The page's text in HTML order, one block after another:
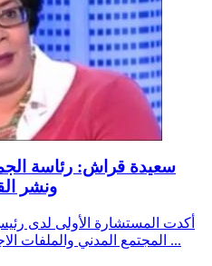
سعيدة قراش: رئاسة
ونشر
أكدت المستشارة الأولى لدى
المجتمع المدني والملفات الاجتماعية سعيدة قراش، أن رئاسة ...